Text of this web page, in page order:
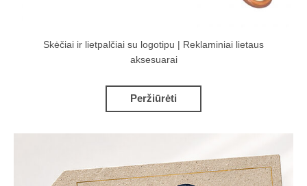
Skėčiai ir lietpalčiai su logotipu | Reklaminiai lietaus
aksesuarai
Peržiūrėti